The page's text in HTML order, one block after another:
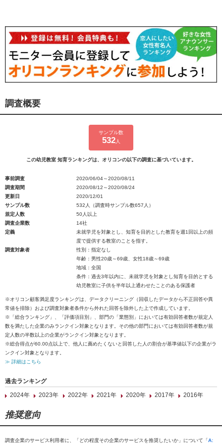
調査概要
サンプル数
532人
この幼児教室 知育ランキングは、オリコンの以下の調査に基づいています。
事前調査
2020/06/04～2020/08/11
調査期間
2020/08/12～2020/08/24
更新日
2020/12/01
サンプル数
532人（調査時サンプル数657人）
規定人数
50人以上
調査企業数
14社
定義
未就学児を対象とし、知育を目的とした教育を週1回以上の頻
度で提供する教室のことを指す。
調査対象者
性別：指定なし
年齢：男性20歳～69歳、女性18歳～69歳
地域：全国
条件：過去3年以内に、未就学児を対象とし知育を目的とする
幼児教室に子供を半年以上通わせたことのある保護者
※オリコン顧客満足度ランキングは、データクリーニング（回収したデータから不正回答や異
常値を排除）および調査対象者条件から外れた回答を除外した上で作成しています。
※「総合ランキング」、「評価項目別」、部門の「業態別」においては有効回答者数が規定人
数を満たした企業のみランクイン対象となります。その他の部門においては有効回答者数が規
定人数の半数以上の企業がランクイン対象となります。
※総合得点が60.00点以上で、他人に薦めたくないと回答した人の割合が基準値以下の企業がラ
ンクイン対象となります。
≫ 詳細はこちら
過去ランキング
2024年
2023年 2022年 2021年 2020年 2017年 2016年
推奨意向
調査企業のサービス利用者に、「どの程度その企業のサービスを推奨したいか」について「A: